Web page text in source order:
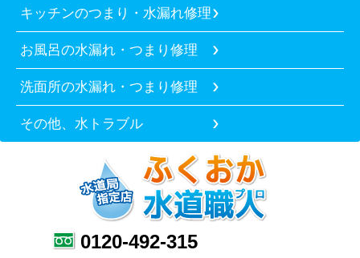
キッチンのつまり・水漏れ修理
お風呂の水漏れ・つまり修理
洗面所の水漏れ・つまり修理
その他、水トラブル
0120-492-315